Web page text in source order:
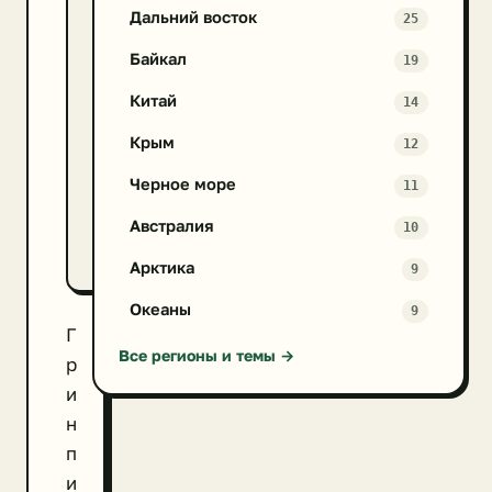
«рейтинга
зеленой
Плюсы
крупнейших
производителей
электроники
Г
р
и
н
п
и
Дальний восток 25
Байкал 19
Китай 14
Крым 12
Черное море 11
Австралия 10
Арктика 9
Океаны 9
Все регионы и темы →